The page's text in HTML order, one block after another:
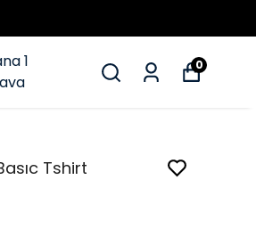
1
0
Tshirt